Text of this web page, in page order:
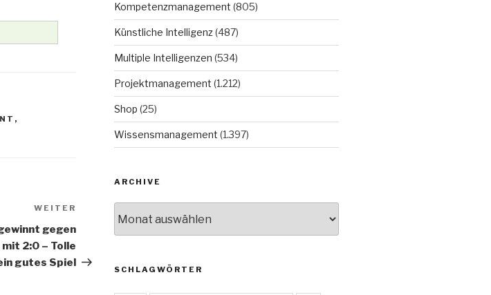
,
Beitrag
WEITER
gegen
2:0 – Tolle
gutes Spiel
Kompetenzmanagement (805)
Künstliche Intelligenz(487)
Multiple Intelligenzen (534)
Projektmanagement (1.212)
Shop (25)
Wissensmanagement (1.397)
ARCHIVE
SCHLAGWÖRTER